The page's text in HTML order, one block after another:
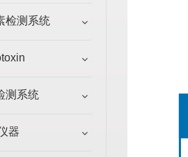
检测系统
测系统
器